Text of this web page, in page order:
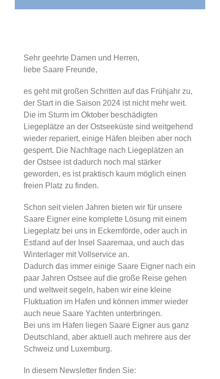
Sehr geehrte Damen und Herren,
liebe Saare Freunde,
es geht mit großen Schritten auf das Frühjahr zu,
der Start in die Saison 2024 ist nicht mehr weit.
Die im Sturm im Oktober beschädigten
Liegeplätze an der Ostseeküste sind weitgehend
wieder repariert, einige Häfen bleiben aber noch
gesperrt. Die Nachfrage nach Liegeplätzen an
der Ostsee ist dadurch noch mal stärker
geworden, es ist praktisch kaum möglich einen
freien Platz zu finden.
Schon seit vielen Jahren bieten wir für unsere
Saare Eigner eine komplette Lösung mit einem
Liegeplatz bei uns in Eckernförde, oder auch in
Estland auf der Insel Saaremaa, und auch das
Winterlager mit Vollservice an.
Dadurch das immer einige Saare Eigner nach ein
paar Jahren Ostsee auf die große Reise gehen
und weltweit segeln, haben wir eine kleine
Fluktuation im Hafen und können immer wieder
auch neue Saare Yachten unterbringen.
Bei uns im Hafen liegen Saare Eigner aus ganz
Deutschland, aber aktuell auch mehrere aus der
Schweiz und Luxemburg.
In diesem Newsletter finden Sie: